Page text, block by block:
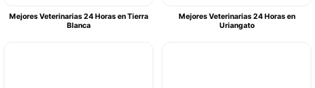
Mejores Veterinarias 24 Horas en Tierra
Blanca
Mejores Veterinarias 24 Horas en
Uriangato